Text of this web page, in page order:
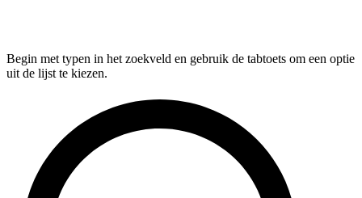
Begin met typen in het zoekveld en gebruik de tabtoets om een optie
uit de lijst te kiezen.